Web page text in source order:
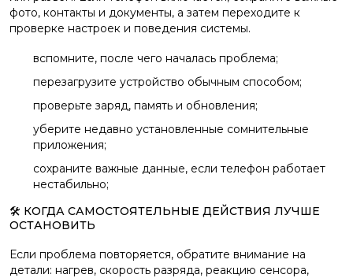
фото, контакты и документы, а затем переходите к
проверке настроек и поведения системы.
вспомните, после чего началась проблема;
перезагрузите устройство обычным способом;
проверьте заряд, память и обновления;
уберите недавно установленные сомнительные
приложения;
сохраните важные данные, если телефон работает
нестабильно;
🛠️ КОГДА САМОСТОЯТЕЛЬНЫЕ ДЕЙСТВИЯ ЛУЧШЕ
ОСТАНОВИТЬ
Если проблема повторяется, обратите внимание на
детали: нагрев, скорость разряда, реакцию сенсора,